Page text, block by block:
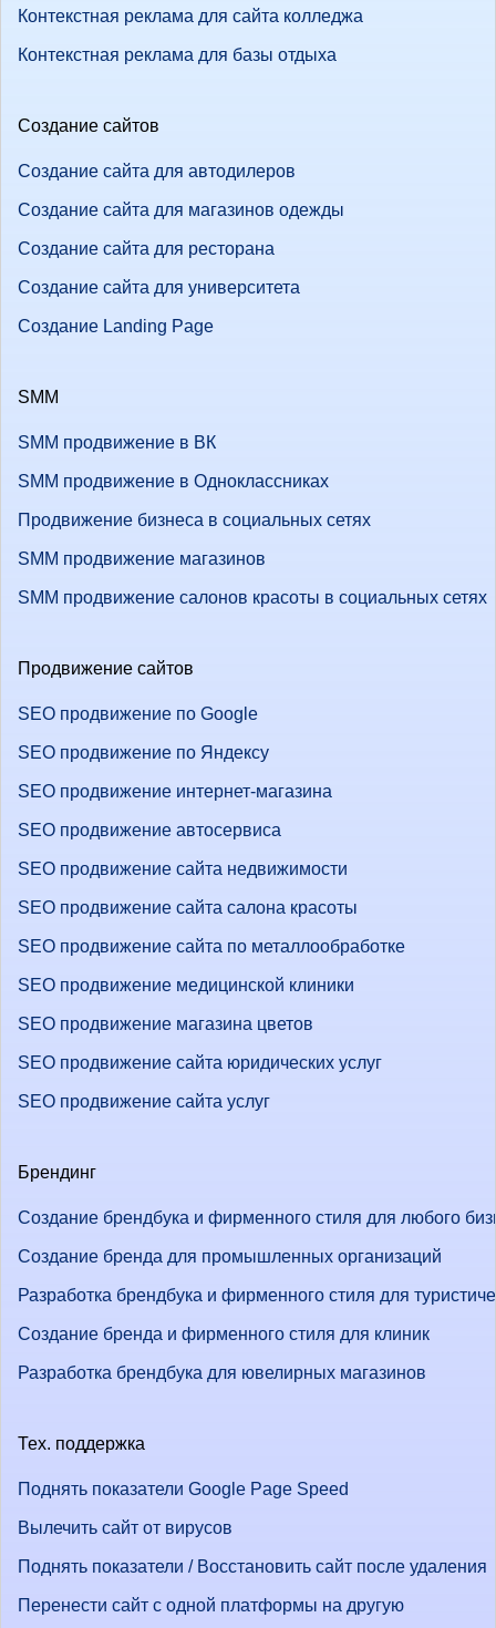
Контекстная реклама для сайта колледжа
Контекстная реклама для базы отдыха
Создание сайтов
Создание сайта для автодилеров
Создание сайта для магазинов одежды
Создание сайта для ресторана
Создание сайта для университета
Создание Landing Page
SMM
SMM продвижение в ВК
SMM продвижение в Одноклассниках
Продвижение бизнеса в социальных сетях
SMM продвижение магазинов
SMM продвижение салонов красоты в социальных сетях
Продвижение сайтов
SEO продвижение по Google
SEO продвижение по Яндексу
SEO продвижение интернет-магазина
SEO продвижение автосервиса
SEO продвижение сайта недвижимости
SEO продвижение сайта салона красоты
SEO продвижение сайта по металлообработке
SEO продвижение медицинской клиники
SEO продвижение магазина цветов
SEO продвижение сайта юридических услуг
SEO продвижение сайта услуг
Брендинг
Создание брендбука и фирменного стиля для любого
Создание бренда для промышленных организаций
Разработка брендбука и фирменного стиля для
Создание бренда и фирменного стиля для клиник
Разработка брендбука для ювелирных магазинов
Тех. поддержка
Поднять показатели Google Page Speed
Вылечить сайт от вирусов
Поднять показатели / Восстановить сайт после удаления
Перенести сайт с одной платформы на другую